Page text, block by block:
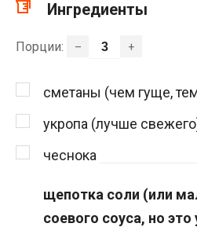
Ингредиенты
Порции: – +
сметаны (чем гуще,
укропа (лучше
чеснока
щепотка соли (или
соевого соуса, но